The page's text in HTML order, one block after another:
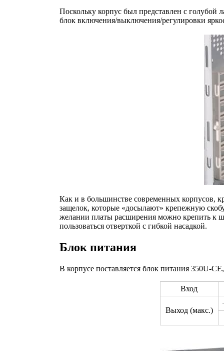
Поскольку корпус был представлен с голубой
блок включения/выключения/регулировки
Как и в большинстве современных корпусов,
защелок, которые «досылают» крепежную
желании платы расширения можно крепить к
пользоваться отверткой с гибкой насадкой.
Блок питания
В корпусе поставляется блок питания 350U-
Вход
Выход (макс.)